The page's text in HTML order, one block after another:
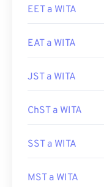
EET a WITA
EAT a WITA
JST a WITA
ChST a WITA
SST a WITA
MST a WITA